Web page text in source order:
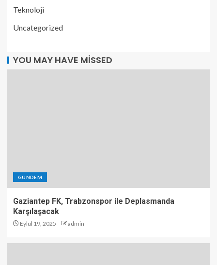
Teknoloji
Uncategorized
YOU MAY HAVE MISSED
GÜNDEM
Gaziantep FK, Trabzonspor ile Deplasmanda
Karşılaşacak
Eylül 19, 2025 admin